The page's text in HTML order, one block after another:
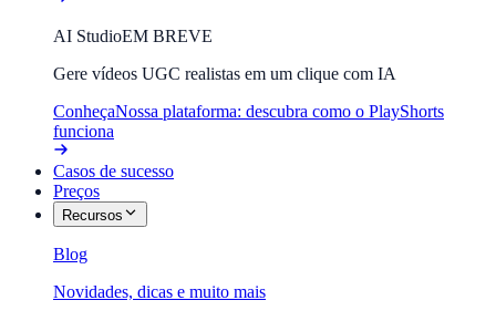
AI StudioEM BREVE
Gere vídeos UGC realistas em um clique com IA
ConheçaNossa plataforma: descubra como o PlayShorts
funciona
Casos de sucesso
Preços
Recursos
Blog
Novidades, dicas e muito mais